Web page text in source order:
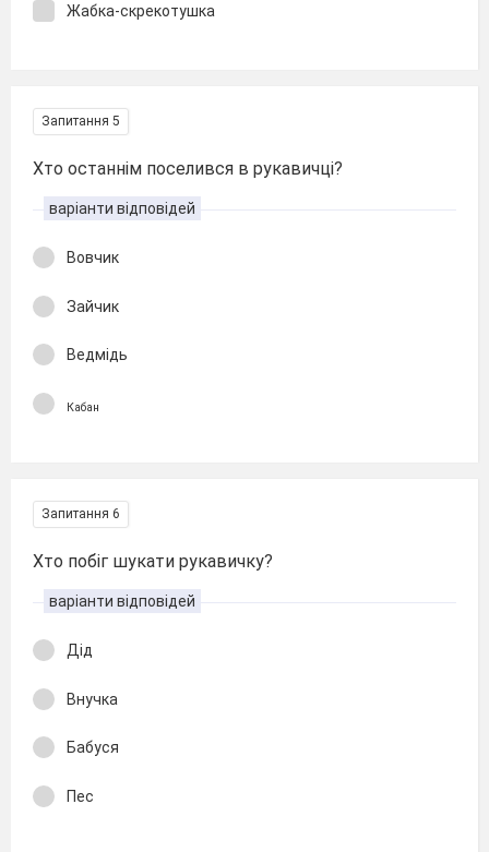
Жабка-скрекотушка
Запитання 5
Хто останнім поселився в рукавичці?
варіанти відповідей
Вовчик
Зайчик
Ведмідь
Кабан
Запитання 6
Хто побіг шукати рукавичку?
варіанти відповідей
Дід
Внучка
Бабуся
Пес